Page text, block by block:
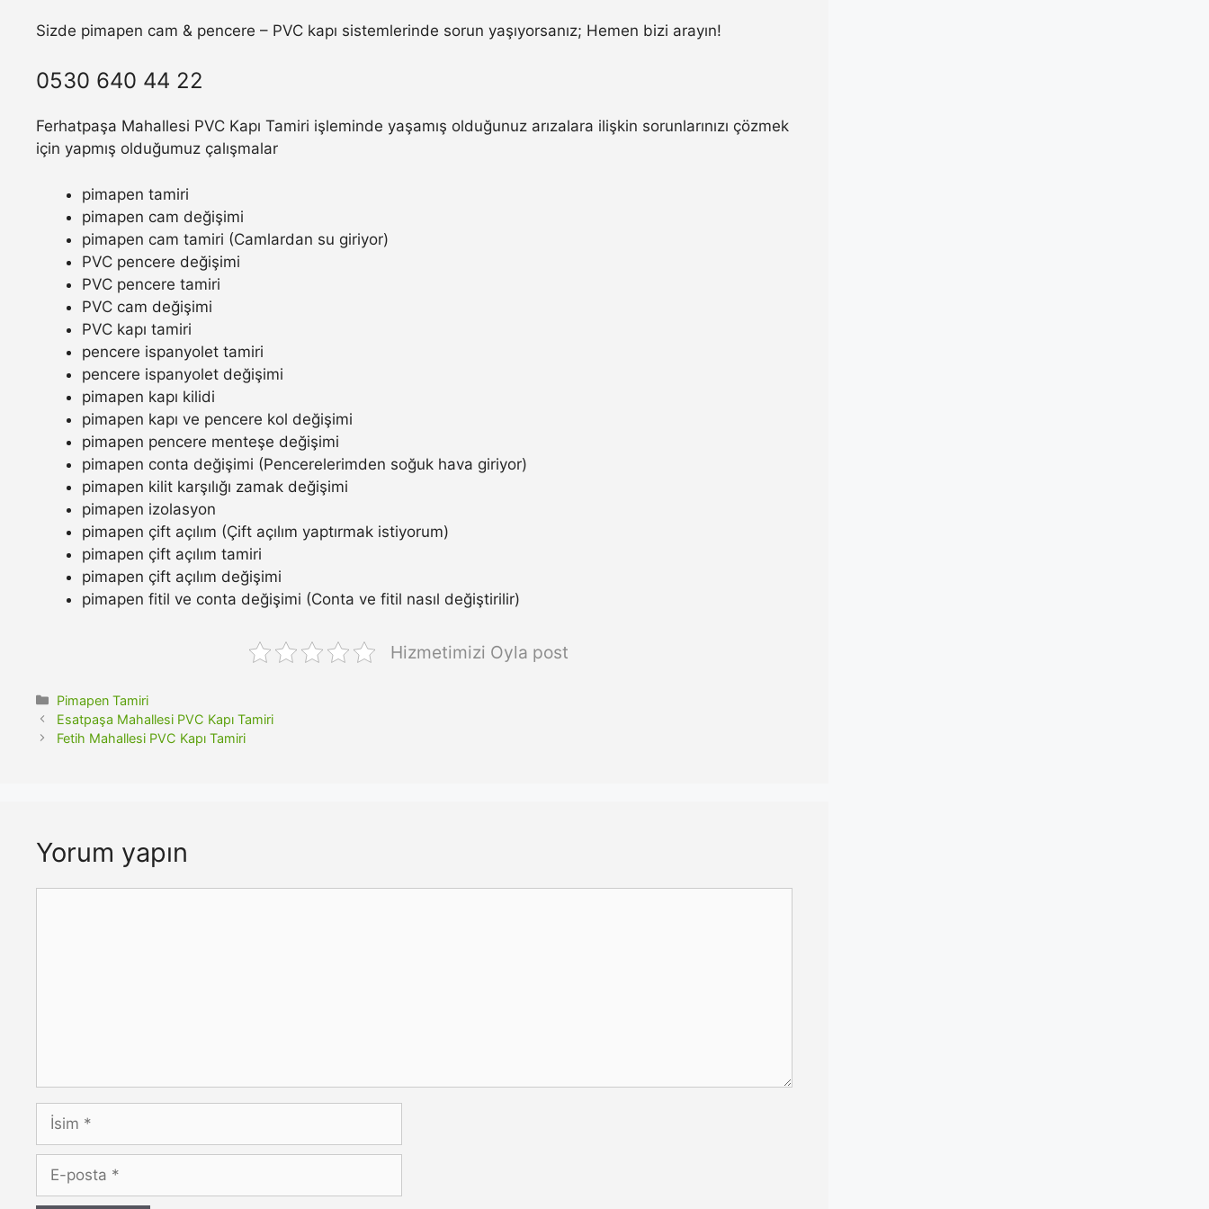
Sizde pimapen cam & pencere – PVC kapı sistemlerinde sorun yaşıyorsanız; Hemen bizi arayın!
0530 640 44 22
Ferhatpaşa Mahallesi PVC Kapı Tamiri işleminde yaşamış olduğunuz arızalara ilişkin sorunlarınızı çözmek
için yapmış olduğumuz çalışmalar
pimapen tamiri
pimapen cam değişimi
pimapen cam tamiri (Camlardan su giriyor)
PVC pencere değişimi
PVC pencere tamiri
PVC cam değişimi
PVC kapı tamiri
pencere ispanyolet tamiri
pencere ispanyolet değişimi
pimapen kapı kilidi
pimapen kapı ve pencere kol değişimi
pimapen pencere menteşe değişimi
pimapen conta değişimi (Pencerelerimden soğuk hava giriyor)
pimapen kilit karşılığı zamak değişimi
pimapen izolasyon
pimapen çift açılım (Çift açılım yaptırmak istiyorum)
pimapen çift açılım tamiri
pimapen çift açılım değişimi
pimapen fitil ve conta değişimi (Conta ve fitil nasıl değiştirilir)
Hizmetimizi Oyla post
Kategoriler
Pimapen Tamiri
Esatpaşa Mahallesi PVC Kapı Tamiri
Fetih Mahallesi PVC Kapı Tamiri
Yorum yapın
İsim
posta